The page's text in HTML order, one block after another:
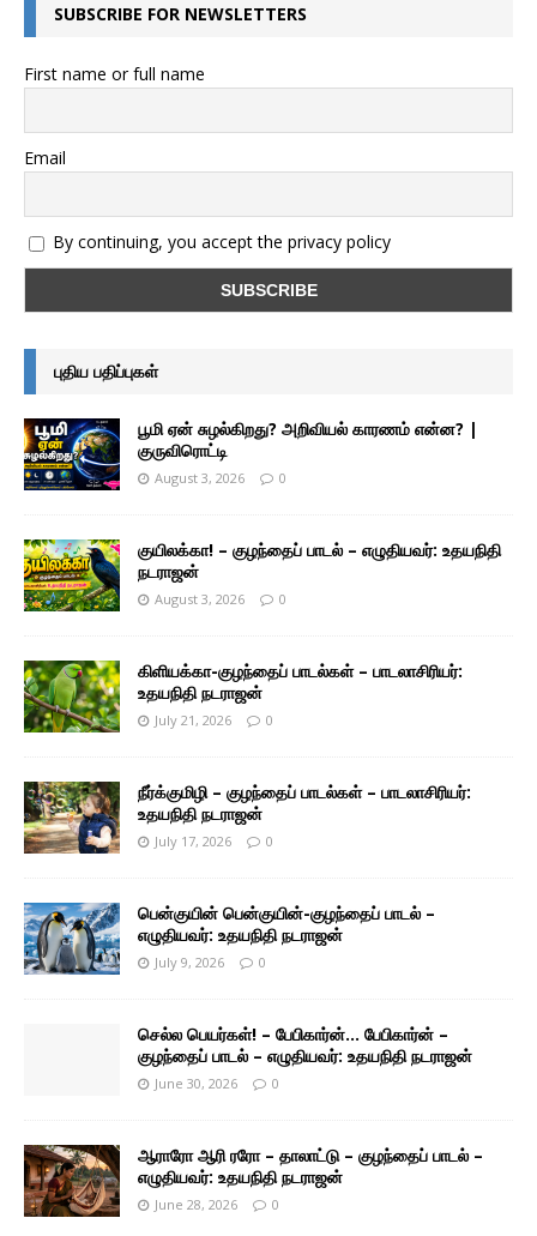
SUBSCRIBE FOR NEWSLETTERS
First name or full name
Email
By continuing, you accept the privacy policy
புதிய பதிப்புகள்
பூமி ஏன் சுழல்கிறது? அறிவியல் காரணம் என்ன? |
குருவிரொட்டி
August 3, 2026 0
குயிலக்கா! – குழந்தைப் பாடல் – எழுதியவர்: உதயநிதி
நடராஜன்
August 3, 2026 0
கிளியக்கா-குழந்தைப் பாடல்கள் – பாடலாசிரியர்:
உதயநிதி நடராஜன்
July 21, 2026 0
நீர்க்குமிழி – குழந்தைப் பாடல்கள் – பாடலாசிரியர்:
உதயநிதி நடராஜன்
July 17, 2026 0
பென்குயின் பென்குயின்-குழந்தைப் பாடல் –
எழுதியவர்: உதயநிதி நடராஜன்
July 9, 2026 0
செல்ல பெயர்கள்! – பேபிகார்ன்… பேபிகார்ன் –
குழந்தைப் பாடல் – எழுதியவர்: உதயநிதி நடராஜன்
June 30, 2026 0
ஆராரோ ஆரி ரரோ – தாலாட்டு – குழந்தைப் பாடல் –
எழுதியவர்: உதயநிதி நடராஜன்
June 28, 2026 0